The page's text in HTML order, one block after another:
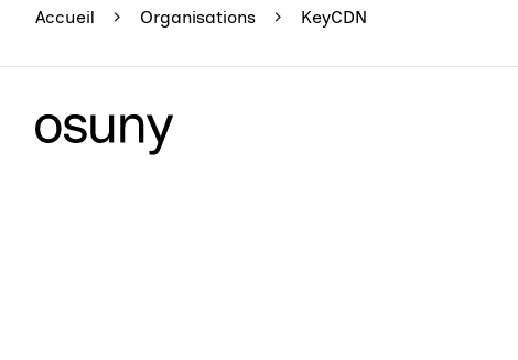
Accueil Organisations KeyCDN